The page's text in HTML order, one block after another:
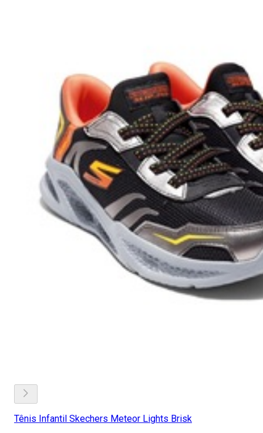
Tênis Infantil Skechers Meteor Lights Brisk